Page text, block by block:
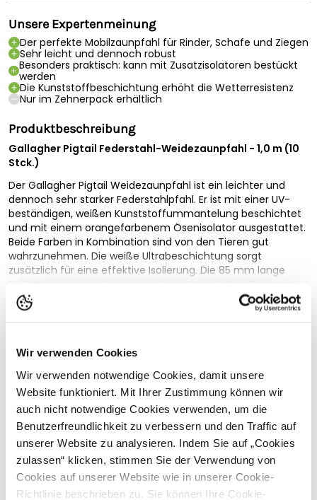
Wir verwenden Cookies
Wir verwenden notwendige Cookies, damit unsere
Website funktioniert. Mit Ihrer Zustimmung können wir
auch nicht notwendige Cookies verwenden, um die
Benutzerfreundlichkeit zu verbessern und den Traffic auf
unserer Website zu analysieren. Indem Sie auf „Cookies
zulassen“ klicken, stimmen Sie der Verwendung von
Cookies auf unserer Website wie in unserer Cookie-
Richtlinie beschrieben zu. Sie können Ihre Cookie-
Unsere Expertenmeinung
Der perfekte Mobilzaunpfahl für Rinder, Schafe und Ziegen
Sehr leicht und dennoch robust
Besonders praktisch: kann mit Zusatzisolatoren bestückt
werden
Die Kunststoffbeschichtung erhöht die Wetterresistenz
Nur im Zehnerpack erhältlich
Produktbeschreibung
Gallagher Pigtail Federstahl-Weidezaunpfahl - 1,0 m (10
Stck.)
Der Gallagher Pigtail Weidezaunpfahl ist ein leichter und
dennoch sehr starker Federstahlpfahl. Er ist mit einer UV-
beständigen, weißen Kunststoffummantelung beschichtet
und mit einem orangefarbenem Ösenisolator ausgestattet.
Beide Farben in Kombination sind von den Tieren gut
wahrzunehmen. Die weiße Ultrabeschichtung sorgt
zusätzlich für eine effektive Isolierung. Die 85 mm lange
Fußtrittraste sorgt für eine einfache Installation. Die
Kunststoffisolierung hat ein versiegeltes Endstück für
höchste Wetterresistenz. Die maximale Zaunhöhe beträgt
Bei der Verwendung von mehreren Drähten empfehlen wir
oder 010943).
Leichter und robuster Federstahlpfahl
UV-beständiger Kunststoffmantel sorgt für eine
effektive Isolierung
Kann durch Zusatzisolatoren weitere Drähte halten
Pfahlhöhe: 100 cm
Zaunhöhe: max. 85 cm
Vollständige Beschreibung lesen
Geeignet für
Material
Federstahl + Kunststo
ff
Anzahl Halterungen
1
Gesamthöhe
100 cm
Max. Zaunhöhe
85 cm
Doppelpfahlspitze
Ja
Sehen Sie sich alle technischen Spezifikationen an